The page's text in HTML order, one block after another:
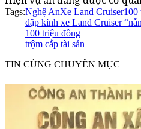
Tags:Nghệ AnXe Land Cruiser100
đập kính xe Land Cruiser
100 triệu đồng
trộm cắp tài sản
TIN CÙNG CHUYÊN MỤC